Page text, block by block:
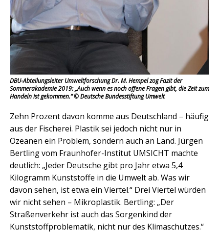
DBU-Abteilungsleiter Umweltforschung Dr. M. Hempel zog Fazit der
Sommerakademie 2019: „Auch wenn es noch offene Fragen gibt, die Zeit zum
Handeln ist gekommen.“ © Deutsche Bundesstiftung Umwelt
Zehn Prozent davon komme aus Deutschland – häufig
aus der Fischerei. Plastik sei jedoch nicht nur in
Ozeanen ein Problem, sondern auch an Land. Jürgen
Bertling vom Fraunhofer-Institut UMSICHT machte
deutlich: „Jeder Deutsche gibt pro Jahr etwa 5,4
Kilogramm Kunststoffe in die Umwelt ab. Was wir
davon sehen, ist etwa ein Viertel.“ Drei Viertel würden
wir nicht sehen – Mikroplastik. Bertling: „Der
Straßenverkehr ist auch das Sorgenkind der
Kunststoffproblematik, nicht nur des Klimaschutzes.“